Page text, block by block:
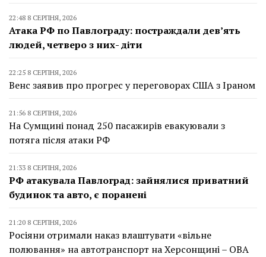
22:48 8 СЕРПНЯ, 2026
Атака РФ по Павлограду: постраждали дев’ять
людей, четверо з них- діти
22:25 8 СЕРПНЯ, 2026
Венс заявив про прогрес у переговорах США з Іраном
21:56 8 СЕРПНЯ, 2026
На Сумщині понад 250 пасажирів евакуювали з
потяга після атаки РФ
21:33 8 СЕРПНЯ, 2026
РФ атакувала Павлоград: зайнялися приватний
будинок та авто, є поранені
21:20 8 СЕРПНЯ, 2026
Росіяни отримали наказ влаштувати «вільне
полювання» на автотранспорт на Херсонщині – ОВА